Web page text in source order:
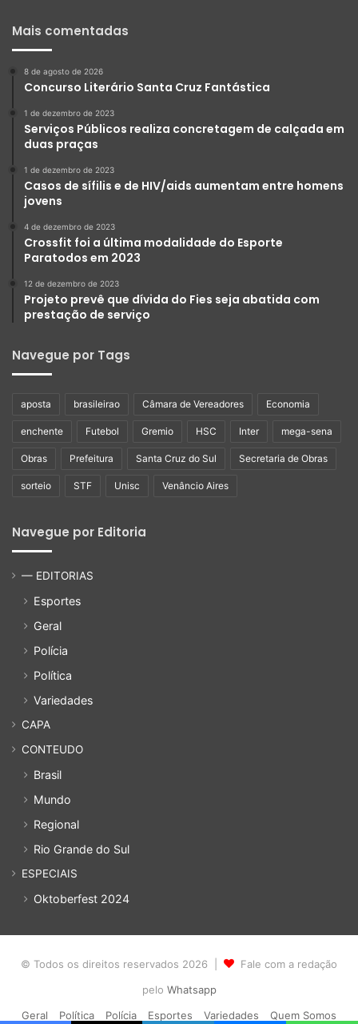
Mais comentadas
8 de agosto de 2026
Concurso Literário Santa Cruz Fantástica
1 de dezembro de 2023
Serviços Públicos realiza concretagem de calçada em
duas praças
1 de dezembro de 2023
Casos de sífilis e de HIV/aids aumentam entre homens
jovens
4 de dezembro de 2023
Crossfit foi a última modalidade do Esporte
Paratodos em 2023
12 de dezembro de 2023
Projeto prevê que dívida do Fies seja abatida com
prestação de serviço
Navegue por Tags
aposta brasileirao Câmara de Vereadores Economia
enchente Futebol Gremio HSC Inter mega-sena
Obras Prefeitura Santa Cruz do Sul Secretaria de Obras
sorteio STF Unisc Venâncio Aires
Navegue por Editoria
— EDITORIAS
Esportes
Geral
Polícia
Política
Variedades
CAPA
CONTEUDO
Brasil
Mundo
Regional
Rio Grande do Sul
ESPECIAIS
Oktoberfest 2024
© Todos os direitos reservados 2026 |
Fale com a redação
pelo Whatsapp
Geral
Política Polícia Esportes Variedades Quem Somos